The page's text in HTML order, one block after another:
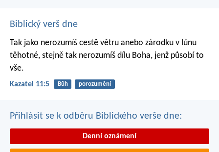
Biblický verš dne
Tak jako nerozumíš cestě větru anebo zárodku v lůnu
těhotné, stejně tak nerozumíš dílu Boha, jenž působí to
vše.
Kazatel 11:5 Bůh porozumění
Přihlásit se k odběru Biblického verše dne:
Denní oznámení